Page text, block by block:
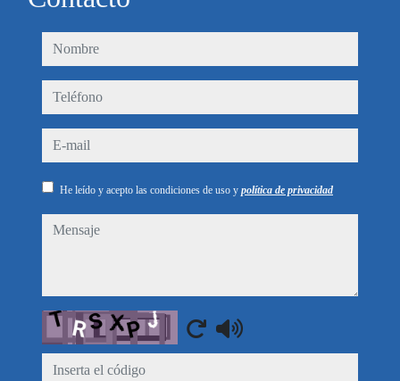
nombre
teléfono
e-mail
He leído y acepto las condiciones de uso y política de privacidad
mensaje
Captcha